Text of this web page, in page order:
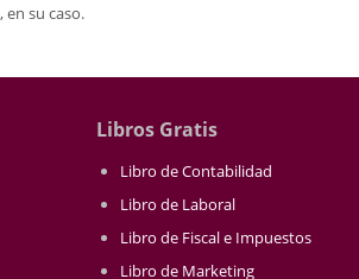
, en su caso.
Libros Gratis
Libro de Contabilidad
Libro de Laboral
Libro de Fiscal e Impuestos
Libro de Marketing